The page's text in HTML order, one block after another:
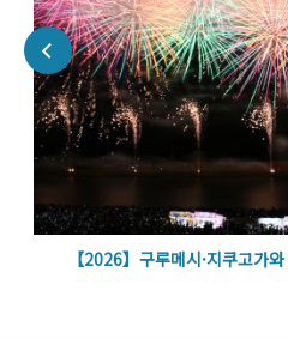
【2026】구루메시·지쿠고가